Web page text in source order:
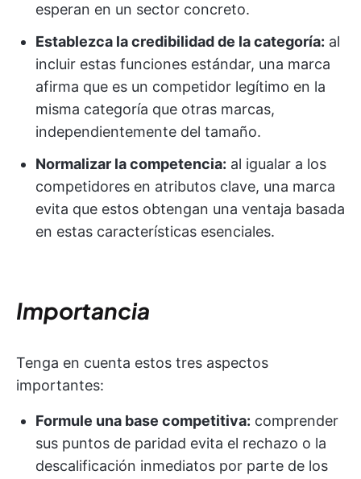
esperan en un sector concreto.
Establezca la credibilidad de la categoría: al
incluir estas funciones estándar, una marca
afirma que es un competidor legítimo en la
misma categoría que otras marcas,
independientemente del tamaño.
Normalizar la competencia: al igualar a los
competidores en atributos clave, una marca
evita que estos obtengan una ventaja basada
en estas características esenciales.
Importancia
Tenga en cuenta estos tres aspectos
importantes:
Formule una base competitiva: comprender
sus puntos de paridad evita el rechazo o la
descalificación inmediatos por parte de los